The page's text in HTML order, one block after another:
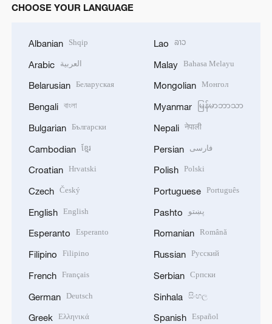
CHOOSE YOUR LANGUAGE
Albanian Shqip
Arabic العربية
Belarusian Беларуская
Bengali বাংলা
Bulgarian Български
Cambodian ខ្មែរ
Croatian Hrvatski
Czech Český
English English
Esperanto Esperanto
Filipino Filipino
French Français
German Deutsch
Greek Ελληνικά
Lao ລາວ
Malay Bahasa Melayu
Mongolian Монгол
Myanmar မြန်မာဘာသာ
Nepali नेपाली
Persian فارسی
Polish Polski
Portuguese Português
Pashto پښتو
Romanian Română
Russian Русский
Serbian Српски
Sinhala සිංහල
Spanish Español